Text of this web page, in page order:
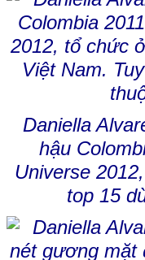
Daniella
hậu
Universe
top 15